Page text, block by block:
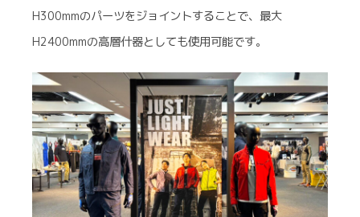
H300mmのパーツをジョイントすることで、最大
H2400mmの高層什器としても使用可能です。